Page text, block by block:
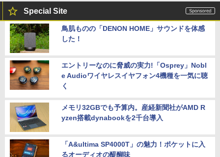
Special Site
鳥肌ものの「DENON HOME」サウンドを体感
した！
エントリーなのに脅威の実力!「Osprey」Nobl
e Audioワイヤレスイヤフォン4機種を一気に聴
く
メモリ32GBでも予算内。産経新聞社がAMD R
yzen搭載dynabookを2千台導入
「A&ultima SP4000T」の魅力！ポケットに入
るオーディオの醍醐味